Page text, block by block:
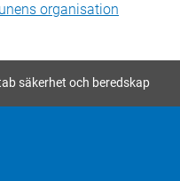
organisation
säkerhet och beredskap